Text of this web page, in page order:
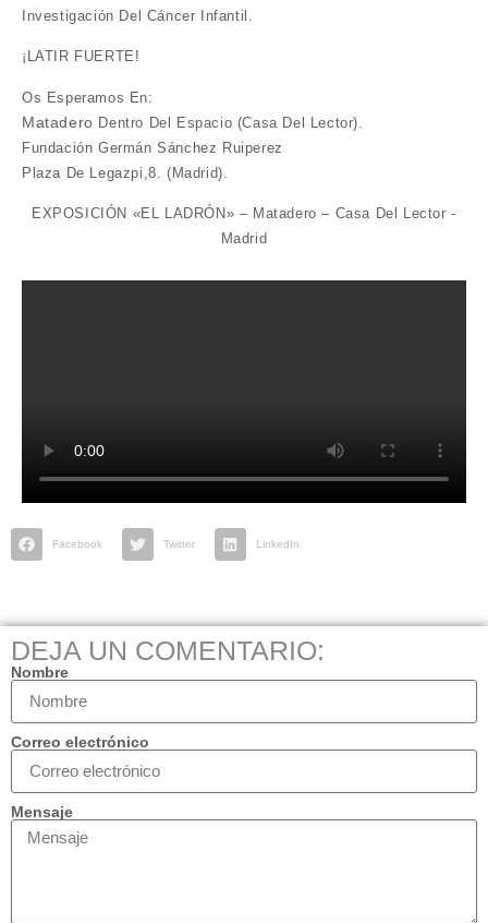
Investigación Del Cáncer Infantil.
¡LATIR FUERTE!
Os Esperamos En:
Matadero Dentro Del Espacio (Casa Del Lector).
Fundación Germán Sánchez Ruiperez
Plaza De Legazpi,8. (Madrid).
EXPOSICIÓN «EL LADRÓN» – Matadero – Casa Del Lector -
Madrid
Facebook Twitter LinkedIn
DEJA UN COMENTARIO:
Nombre
Correo electrónico
Mensaje